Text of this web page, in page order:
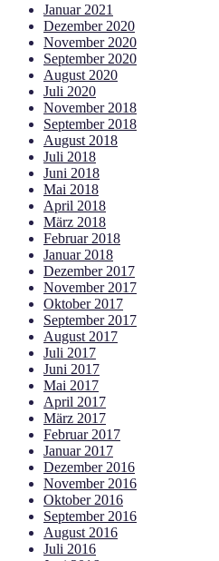
Januar 2021
Dezember 2020
November 2020
September 2020
August 2020
Juli 2020
November 2018
September 2018
August 2018
Juli 2018
Juni 2018
Mai 2018
April 2018
März 2018
Februar 2018
Januar 2018
Dezember 2017
November 2017
Oktober 2017
September 2017
August 2017
Juli 2017
Juni 2017
Mai 2017
April 2017
März 2017
Februar 2017
Januar 2017
Dezember 2016
November 2016
Oktober 2016
September 2016
August 2016
Juli 2016